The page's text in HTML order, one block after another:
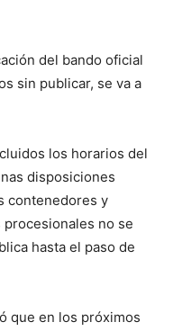
del bando oficial
sin publicar, se va a
los horarios del
disposiciones
contenedores y
no se
hasta el paso de
que en los próximos